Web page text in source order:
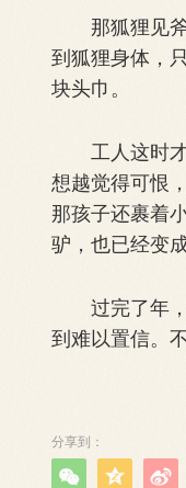
那狐狸见斧
到狐狸身体，
块头巾。
工人这时才
想越觉得可恨
那孩子还裹着
驴，也已经变
过完了年，
到难以置信。
分享到：
  